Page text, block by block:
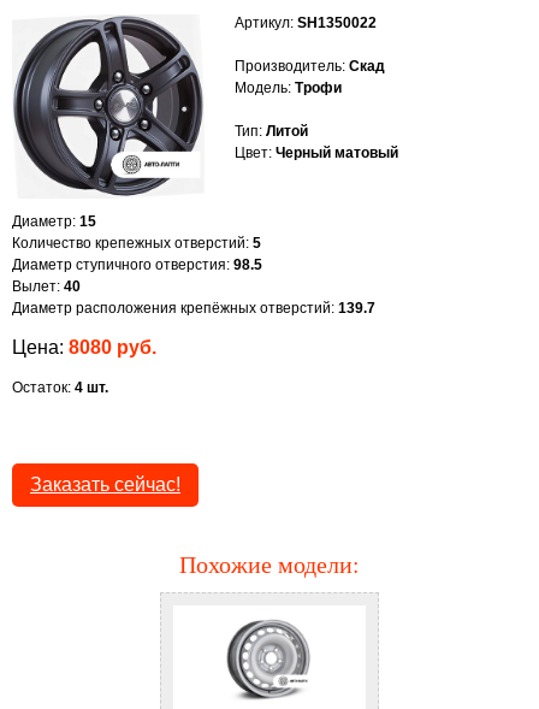
Артикул: SH1350022
Производитель: Скад
Модель: Трофи
Тип: Литой
Цвет: Черный матовый
Диаметр: 15
Количество крепежных отверстий: 5
Диаметр ступичного отверстия: 98.5
Вылет: 40
Диаметр расположения крепёжных отверстий: 139.7
Цена: 8080 руб.
Остаток: 4 шт.
Заказать сейчас!
Похожие модели: